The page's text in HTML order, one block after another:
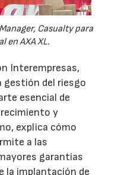
Casualty para
en AXA XL.
Interempresas,
gestión del riesgo
esencial de
y
explica cómo
a las
garantías
la implantación de